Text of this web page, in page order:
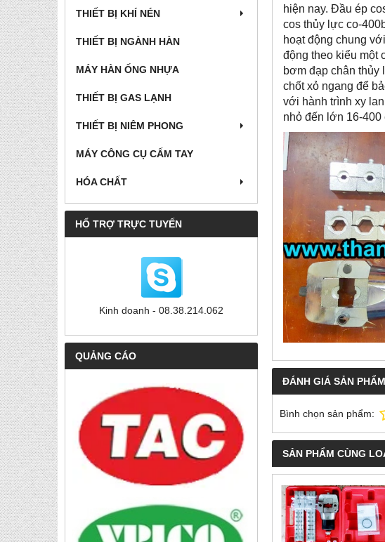
THIẾT BỊ KHÍ NÉN
THIẾT BỊ NGÀNH HÀN
MÁY HÀN ỐNG NHỰA
THIẾT BỊ GAS LẠNH
THIẾT BỊ NIÊM PHONG
MÁY CÔNG CỤ CẤM TAY
HÓA CHẤT
HỔ TRỢ TRỰC TUYẾN
Kinh doanh - 08.38.214.062
QUẢNG CÁO
hiện nay. Đầu ép
cos thủy lực co-
hoạt động chung
động theo kiểu một
bơm đạp chân thủy
chốt xỏ ngang để
với hành trình xy
nhỏ đến lớn 16-400
ĐÁNH GIÁ SẢN PHẨM
Bình chọn sản phẩm:
SẢN PHẨM CÙNG